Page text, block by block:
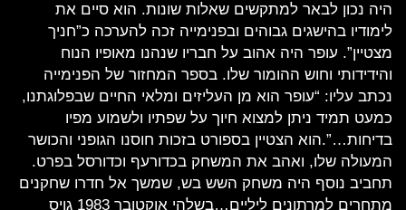
היה נכון לבאר למתקשים שאלות שונות. הוא סיים את
לימודיו בהישגים גבוהים ובפנימייה זכה להערכה כ”חניך
מצטיין”. עופר היה אהוב על חבריו שנהנו מאופיו הנוח
והידידותי וחוש ההומור שלו. בספר המחזור של הפנימייה
נכתב עליו: “עופר הוא מן העליזים ומלאי החיים שבפלוגתנו,
כמעט תמיד ניתן למצוא חיוך על שפתיו ולשמוע מפיו
בדיחות…”.הוא הצטיין בספורט בזכות חוסנו הגופני והכושר
המעולה שלו, ואהב את המשחק בכדורעף וכדורסל בפרט.
תחביב נוסף היה משחק השש בש, שמשך אל חדרו שחקנים
מתחרים למרתונים ליליים…בשלהי אוקטובר 1983 גויס